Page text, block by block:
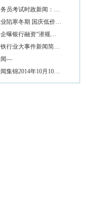
员考试时政新闻：…
陷寒冬期 国庆低价…
企曝银行融资“潜规…
行业大事件新闻简…
闻—
集锦2014年10月10…